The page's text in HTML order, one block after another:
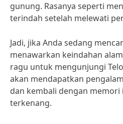
gunung. Rasanya seperti
terindah setelah melewati
Jadi, jika Anda sedang
menawarkan keindahan
ragu untuk mengunjungi
akan mendapatkan
dan kembali dengan memori
terkenang.